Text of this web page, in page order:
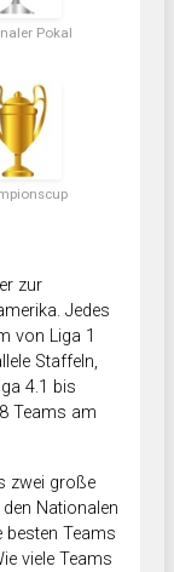
Pokal
zur
Jedes
von Liga 1
Staffeln,
4.1 bis
Teams am
zwei große
Nationalen
besten Teams
viele Teams